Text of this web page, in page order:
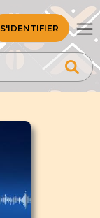
S'IDENTIFIER